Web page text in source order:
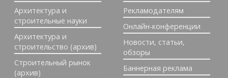
Архитектура и
строительные науки
Архитектура и
строительство (архив)
Строительный рынок
(архив)
Рекламодателям
Онлайн-конференции
Новости, статьи,
обзоры
Баннерная реклама